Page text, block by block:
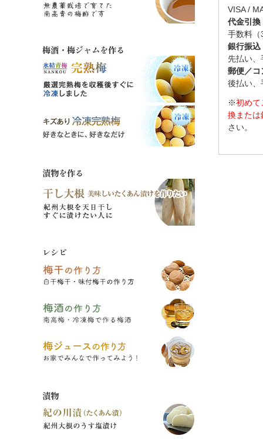
VISA /
代金引換
手数料（
銀行振込
先払い、
郵便／コ
後払い、
※初めて
換または
さい。
梅酒・梅ジャムを作る
漬物を作る
レシピ
漬物